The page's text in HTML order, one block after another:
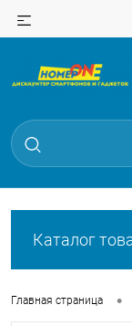
Каталог
Главная страница •